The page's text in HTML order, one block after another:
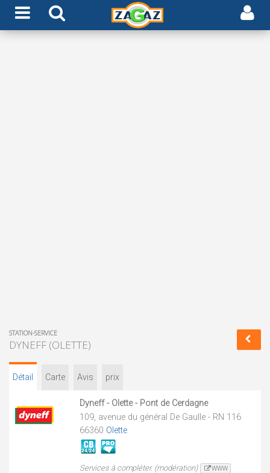
STATION-SERVICE
DYNEFF (OLETTE)
Détail Carte Avis prix
Dyneff - Olette - Pont de Cerdagne
109, avenue du général De Gaulle - RN 116
66360 Olette
Services à compléter. (modération) WWW